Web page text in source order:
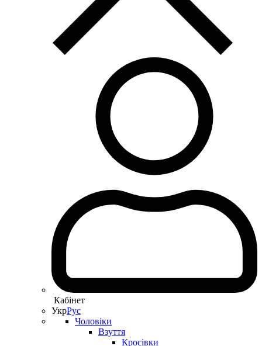
Кабінет
УкрРус
Чоловіки
Взуття
Кросівки